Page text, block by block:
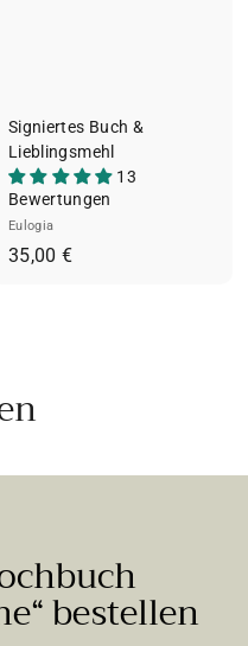
Signiertes Buch &
Lieblingsmehl
13
Bewertungen
Eulogia
35,00 €3
bestellen